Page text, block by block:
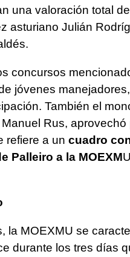
una valoración total de
asturiano Julián
concursos
jóvenes
También el
Rus,
refiere a un cuadro
Palleiro a la MOEXM
la MOEXMU se
durante los tres días